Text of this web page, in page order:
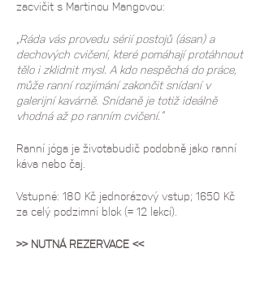
zacvičit s Martinou Mangovou:
„Ráda vás provedu sérií postojů (ásan) a
dechových cvičení, které pomáhají protáhnout
tělo i zklidnit mysl. A kdo nespěchá do práce,
může ranní rozjímání zakončit snídaní v
galerijní kavárně. Snídaně je totiž ideálně
vhodná až po ranním cvičení.“
Ranní jóga je životabudič podobně jako ranní
káva nebo čaj.
Vstupné: 180 Kč jednorázový vstup; 1650 Kč
za celý podzimní blok (= 12 lekcí).
>> NUTNÁ REZERVACE <<